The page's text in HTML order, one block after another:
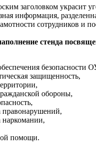
заголовком украсит
информация,
сотрудников и
стенда
безопасности
защищенность,
обороны,
правонарушений,
наркомании,
помощи.